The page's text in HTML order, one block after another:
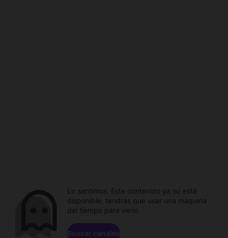
Lo sentimos. Este contenido ya no está
disponible, tendrás que usar una máquina
del tiempo para verlo.
Buscar canales